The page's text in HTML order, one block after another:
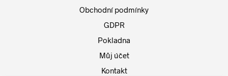
Obchodní podmínky
GDPR
Pokladna
Můj účet
Kontakt